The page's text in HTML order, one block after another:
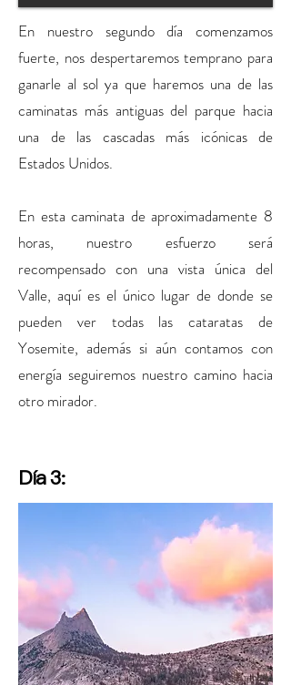
En nuestro segundo día comenzamos
fuerte, nos despertaremos temprano para
ganarle al sol ya que haremos una de las
caminatas más antiguas del parque hacia
una de las cascadas más icónicas de
Estados Unidos.
En esta caminata de aproximadamente 8
horas, nuestro esfuerzo será
recompensado con una vista única del
Valle, aquí es el único lugar de donde se
pueden ver todas las cataratas de
Yosemite, además si aún contamos con
energía seguiremos nuestro camino hacia
otro mirador.
Día 3: